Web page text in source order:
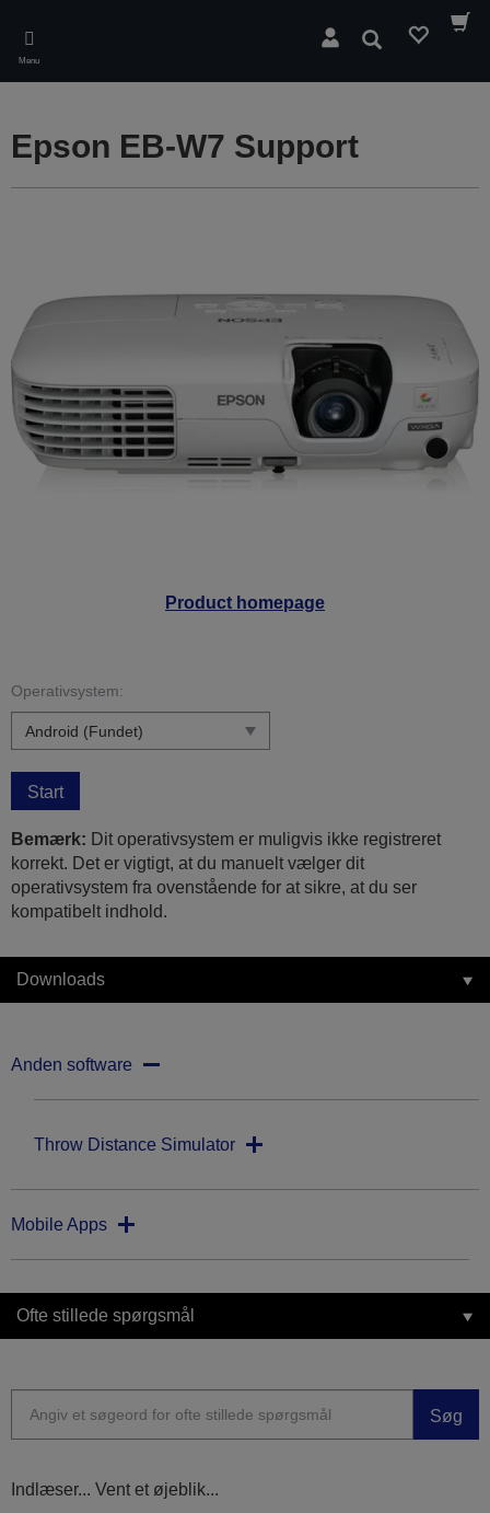
main
content
Menu
Søg
Product homepage
Epson EB-W7 Support
Operativsystem:
Start
Bemærk: Dit operativsystem er muligvis ikke registreret
korrekt. Det er vigtigt, at du manuelt vælger dit
operativsystem fra ovenstående for at sikre, at du ser
kompatibelt indhold.
Downloads
Anden software
Throw Distance Simulator
Mobile Apps
Ofte stillede spørgsmål
Søg
Indlæser... Vent et øjeblik...